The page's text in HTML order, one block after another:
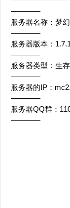
————
服务器名称：梦
————
服务器版本：
————
服务器类型：生存
————
服务器的IP：
————
服务器QQ群：
————